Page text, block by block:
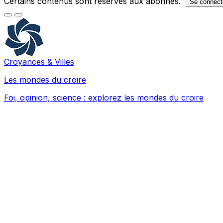
Se
Croyances & Villes
Les mondes du croire
Foi, opinion, science : explorez les mondes du croire